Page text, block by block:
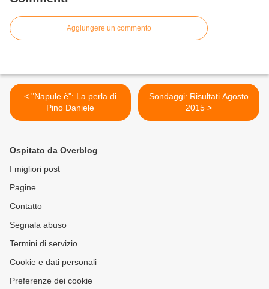
Aggiungere un commento
< "Napule è": La perla di
Pino Daniele
Sondaggi: Risultati Agosto
2015 >
Ospitato da Overblog
I migliori post
Pagine
Contatto
Segnala abuso
Termini di servizio
Cookie e dati personali
Preferenze dei cookie